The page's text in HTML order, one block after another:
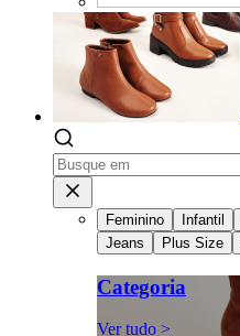
Feminino Infantil
Jeans
Plus Size
Categoria
Ver tudo >